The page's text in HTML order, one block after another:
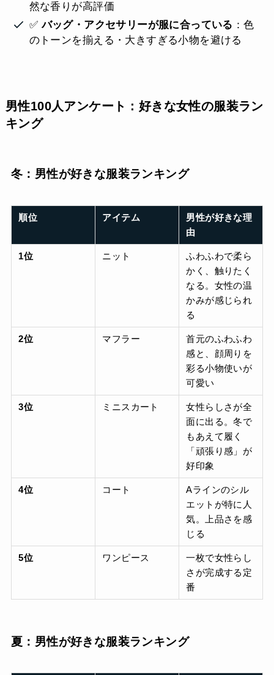
然な香りが高評価
✅バッグ・アクセサリーが服に合っている ：色
のトーンを揃える・大きすぎる小物を避ける
男性100人アンケート：好きな女性の服装ラン
キング
冬：男性が好きな服装ランキング
順位 アイテム
男性が好きな理
由
1位 ニット
ふわふわで柔ら
かく、触りたく
なる。女性の温
かみが感じられ
る
2位 マフラー
首元のふわふわ
感と、顔周りを
彩る小物使いが
可愛い
3位 ミニスカート
女性らしさが全
面に出る。冬で
もあえて履く
「頑張り感」が
好印象
4位 コート
Aラインのシル
エットが特に人
気。上品さを感
じる
5位 ワンピース
一枚で女性らし
さが完成する定
番
夏：男性が好きな服装ランキング